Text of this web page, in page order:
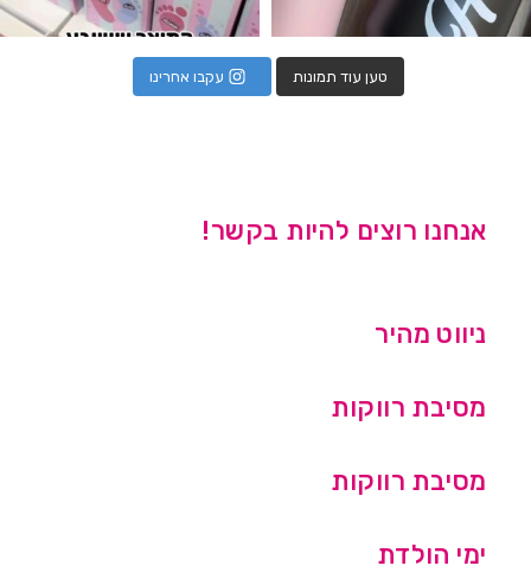
טען עוד תמונות עקבו אחרינו
אנחנו רוצים להיות בקשר!
ניווט מהיר
מסיבת רווקות
מסיבת רווקות
ימי הולדת